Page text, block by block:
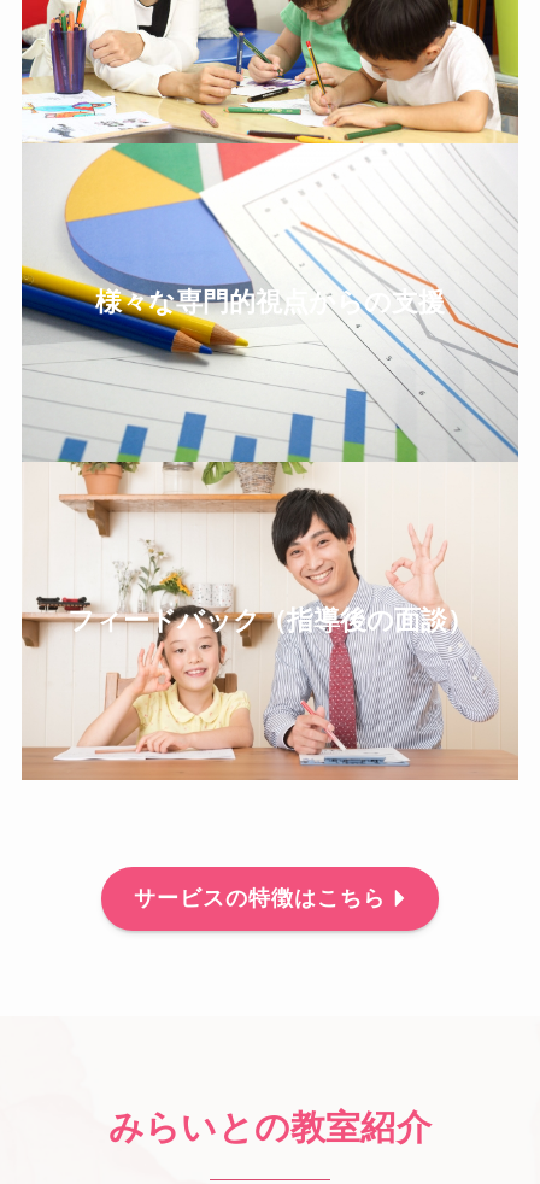
様々な専門的視点からの支援
フィードバック（指導後の面談）
サービスの特徴はこちら
みらいとの教室紹介